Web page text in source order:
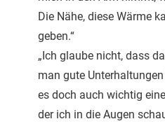
Die Nähe, diese Wärme
geben.“
„Ich glaube nicht, dass
man gute
es doch auch wichtig
der ich in die Augen